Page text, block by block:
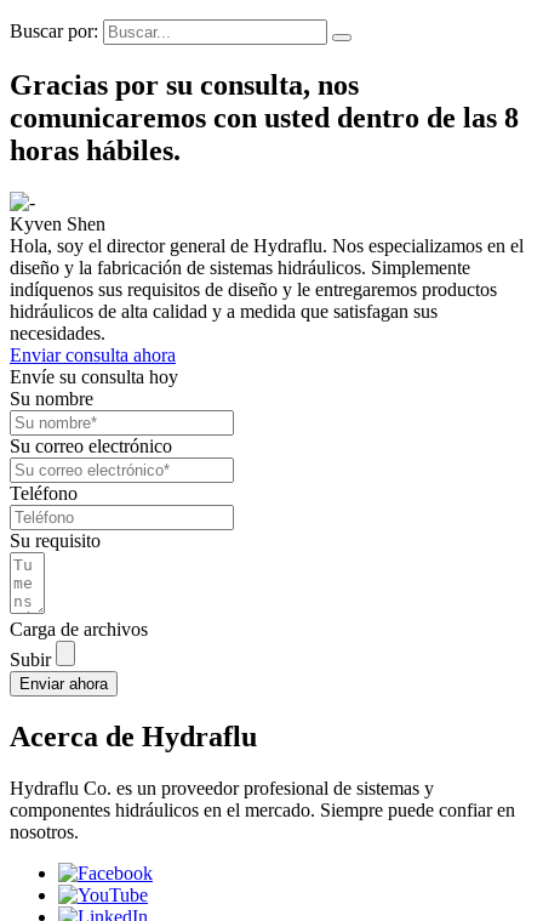
Buscar por:
Gracias por su consulta, nos
comunicaremos con usted dentro de las 8
horas hábiles.
Kyven Shen
Hola, soy el director general de Hydraflu. Nos especializamos en el
diseño y la fabricación de sistemas hidráulicos. Simplemente
indíquenos sus requisitos de diseño y le entregaremos productos
hidráulicos de alta calidad y a medida que satisfagan sus
necesidades.
Enviar consulta ahora
Envíe su consulta hoy
Su nombre
Su correo electrónico
Teléfono
Su requisito
Carga de archivos
Subir
Enviar ahora
Acerca de Hydraflu
Hydraflu Co. es un proveedor profesional de sistemas y
componentes hidráulicos en el mercado. Siempre puede confiar en
nosotros.